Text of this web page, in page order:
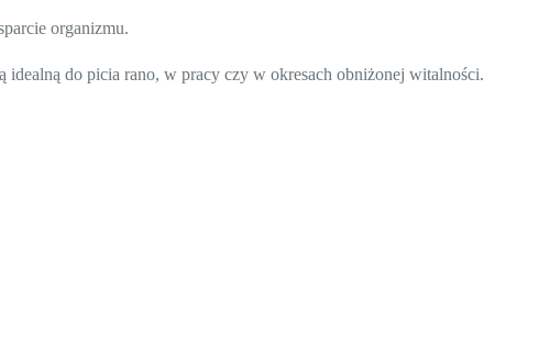
organizmu.
do picia rano, w pracy czy w okresach obniżonej witalności.